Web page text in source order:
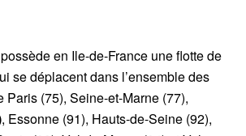
possède en Ile-de-France une flotte de
se déplacent dans l’ensemble des
Paris (75), Seine-et-Marne (77),
, Essonne (91), Hauts-de-Seine (92),